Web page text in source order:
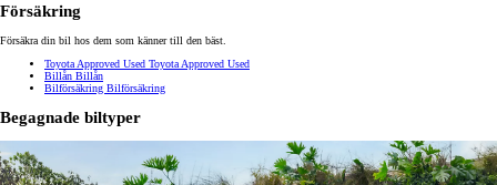
Försäkring
Försäkra din bil hos dem som känner till den bäst.
Toyota Approved Used Toyota Approved Used
Billån Billån
Bilförsäkring Bilförsäkring
Begagnade biltyper